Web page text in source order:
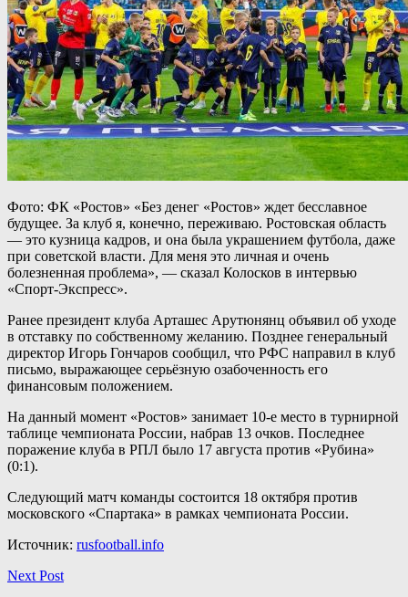
Фото: ФК «Ростов» «Без денег «Ростов» ждет бесславное
будущее. За клуб я, конечно, переживаю. Ростовская область
— это кузница кадров, и она была украшением футбола, даже
при советской власти. Для меня это личная и очень
болезненная проблема», — сказал Колосков в интервью
«Спорт-Экспресс».
Ранее президент клуба Арташес Арутюнянц объявил об уходе
в отставку по собственному желанию. Позднее генеральный
директор Игорь Гончаров сообщил, что РФС направил в клуб
письмо, выражающее серьёзную озабоченность его
финансовым положением.
На данный момент «Ростов» занимает 10-е место в турнирной
таблице чемпионата России, набрав 13 очков. Последнее
поражение клуба в РПЛ было 17 августа против «Рубина»
(0:1).
Следующий матч команды состоится 18 октября против
московского «Спартака» в рамках чемпионата России.
Источник: rusfootball.info
Next Post